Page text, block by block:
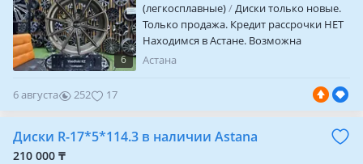
6
(легкосплавные)
Диски только новые.
Только продажа. Кредит рассрочки НЕТ
Находимся в Астане. Возможна
отправка в другие города и регионы.
4х шт. Гарантия на заводской брак и
шиномонтаж в любом автосервисе.
вылет Цо 73.1 посадочное кольца в
Астана
6 августа 252 17
Диски R-17*5*114.3 в наличии Astana
210 000 ₸